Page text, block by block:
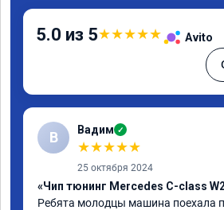
5.0 из 5★★★★★ Avito
В Вадим ✓
★★★★★
25 октября 2024
«Чип тюнинг Mercedes C-class
Ребята молодцы машина поехала